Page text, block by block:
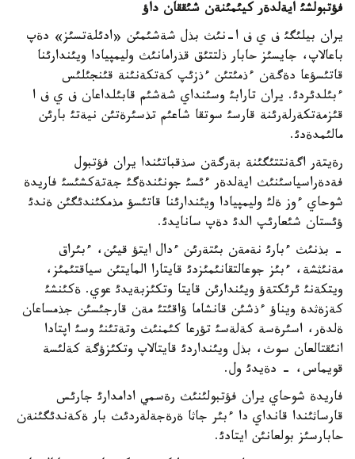
فؤتبولشئ ايةلدةر كيئمئنةن شئققان داؤ
يران بيلئگئ ف ي ف ا-نئث بذل شةشئمئن «ادئلةتسئز» دةپ
باعالاپ، جايسئز حابار ذلتتئق قذرامانئث وليمپيادا ويئندارئنا
قاتئسؤعا دةگةن ءذمئتئن ءذزئپ كةتكةنئنة قئنجئلئس
ءبئلدئردئ. يران تارابئ وسئنداي شةشئم قابئلداعان ف ي ف ا
قئزمةتكةرلةرئنة قارسئ سوتقا شاعئم تذسئرةتئن نيةتئ بارئن
مالئمدةدئ.
رةيتةر اگةنتتئگئنة بةرگةن سذقباتئندا يران فؤتبول
فةدةراسياسئنئث ايةلدةر ءئسئ جونئندةگئ جةتةكشئسئ فاريدة
شوحاي ءوز ةلئ وليمپيادا ويئندارئنا قاتئسؤ مذمكئندئگئن ةندئ
ؤئستان شئعارئپ الدئ دةپ سانايدئ.
- بذنئث ءبارئ نةمةن بئتةرئن ءدال ايتؤ قيئن، ءبئراق
مةنئثشة، ءبئز جوعالتقانئمئزدئ قايتارا المايتئن سياقتئمئز،
ويتكةنئ ئرئكتةؤ ويئندارئن قايتا وتكئزبةيدئ عوي. ةكئنشئ
كةزةثدة ويناؤ ءذشئن قانشاما ؤاقئتئ مةن قارجئسئن جذمساعان
ةلدةر، اسئرةسة كةلةسئ تؤرعا كئمنئث وتةتئنئ وسئ اپتادا
انئقتالعان سوث، بذل ويئنداردئ قايتالاپ وتكئزؤگة كةلئسة
قويماس، - دةيدئ ول.
فاريدة شوحاي يران فؤتبولئنئث رةسمي ادامدارئ جارئس
قارساثئندا قانداي دا ءبئر جاثا ةرةجةلةردئث بار ةكةندئگئنةن
حابارسئز بولعانئن ايتادئ.